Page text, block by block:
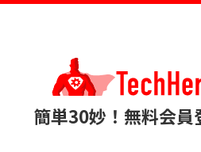
簡単30妙！無料会員